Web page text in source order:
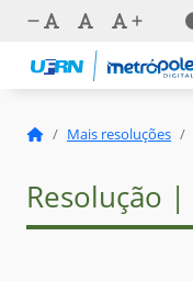
Mais resoluções
Resolução |